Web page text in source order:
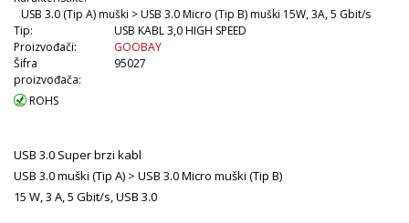
USB 3.0 (Tip A) muški > USB 3.0 Micro (Tip B) muški 15W, 3A, 5 Gbit/s
Tip:
USB KABL 3,0 HIGH SPEED
Proizvođači:
GOOBAY
Šifra
proizvođača:
95027
ROHS
USB 3.0 Super brzi kabl
USB 3.0 muški (Tip A) > USB 3.0 Micro muški (Tip B)
15 W, 3 A, 5 Gbit/s, USB 3.0